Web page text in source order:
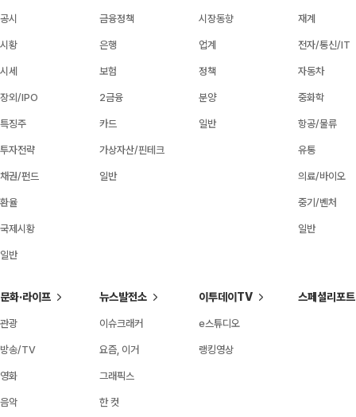
공시
시황
시세
장외/IPO
특징주
투자전략
채권/펀드
환율
국제시황
일반
금융정책
은행
보험
2금융
카드
가상자산/핀테크
일반
시장동향
업계
정책
분양
일반
재계
전자/통신/IT
자동차
중화학
항공/물류
유통
의료/바이오
중기/벤처
일반
문화·라이프
관광
방송/TV
영화
음악
뉴스발전소
이슈크래커
요즘, 이거
그래픽스
한 컷
이투데이TV
e스튜디오
랭킹영상
스페셜리포트